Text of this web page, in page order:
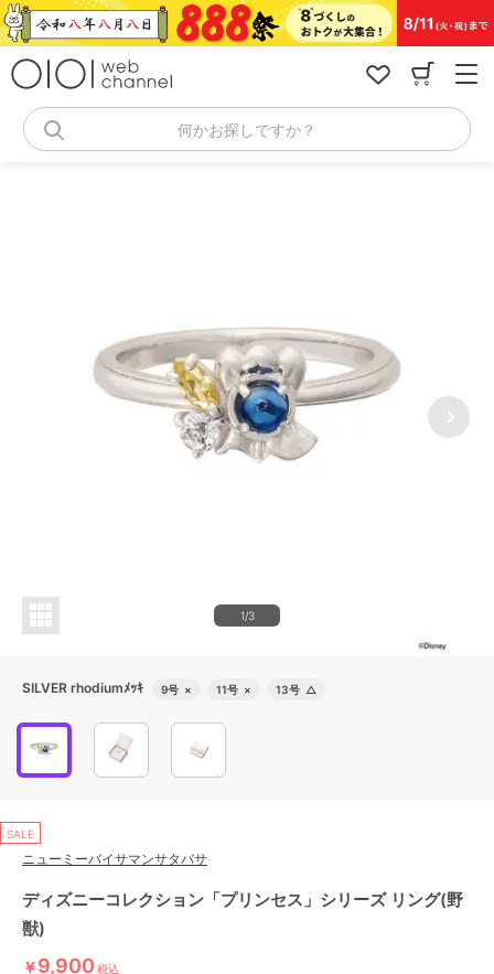
コ
ン
何かお探しですか？
1/3
SILVER rhodiumﾒｯｷ 9号 × 11号 × 13号 △
SALE
ニューミーバイサマンサタバサ
ディズニーコレクション「プリンセス」シリーズ リング(野
獣)
￥9,900 税込